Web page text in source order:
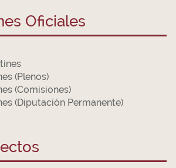
Oficiales
(Plenos)
(Comisiones)
(Diputación Permanente)